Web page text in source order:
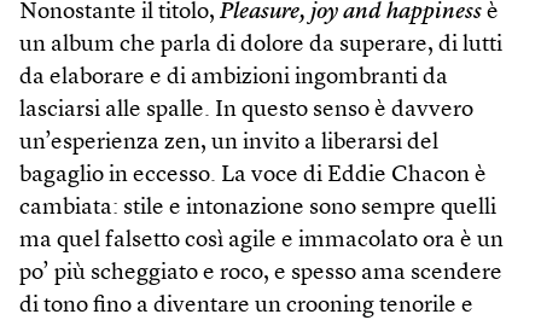
Nonostante il titolo, Pleasure, joy and happiness è
un album che parla di dolore da superare, di lutti
da elaborare e di ambizioni ingombranti da
lasciarsi alle spalle. In questo senso è davvero
un’esperienza zen, un invito a liberarsi del
bagaglio in eccesso. La voce di Eddie Chacon è
cambiata: stile e intonazione sono sempre quelli
ma quel falsetto così agile e immacolato ora è un
po’ più scheggiato e roco, e spesso ama scendere
di tono fino a diventare un crooning tenorile e